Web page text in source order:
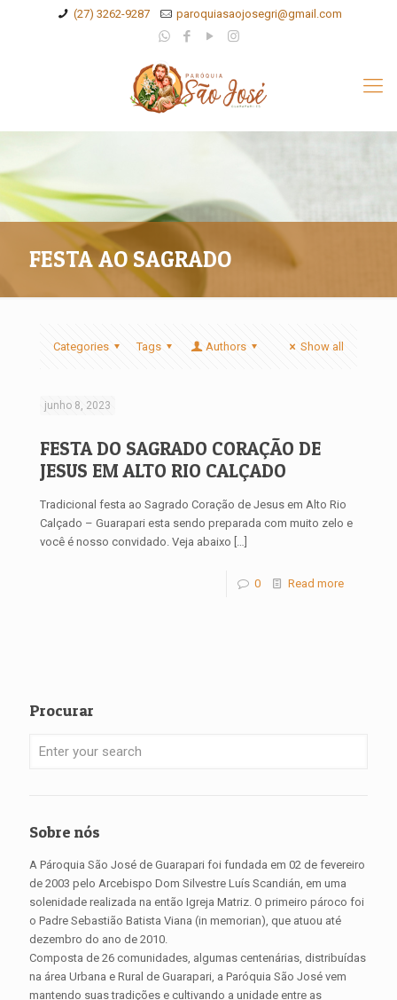
(27) 3262-9287 paroquiasaojosegri@gmail.com
FESTA AO SAGRADO
Categories Tags Authors Show all
junho 8, 2023
FESTA DO SAGRADO CORAÇÃO DE
JESUS EM ALTO RIO CALÇADO
Tradicional festa ao Sagrado Coração de Jesus em Alto Rio
Calçado – Guarapari esta sendo preparada com muito zelo e
você é nosso convidado. Veja abaixo […]
0 Read more
Procurar
Sobre nós
A Pároquia São José de Guarapari foi fundada em 02 de fevereiro
de 2003 pelo Arcebispo Dom Silvestre Luís Scandián, em uma
solenidade realizada na então Igreja Matriz. O primeiro pároco foi
o Padre Sebastião Batista Viana (in memorian), que atuou até
dezembro do ano de 2010.
Composta de 26 comunidades, algumas centenárias, distribuídas
na área Urbana e Rural de Guarapari, a Paróquia São José vem
mantendo suas tradições e cultivando a unidade entre as